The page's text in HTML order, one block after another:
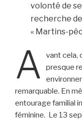
volonté de
recherche
« Martins-
A
vant cela,
presque
remarquable. En
entourage familial
féminine. Le 13